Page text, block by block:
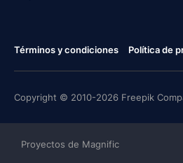
Términos y condiciones Política de
Copyright © 2010-2026 Freepik
Proyectos de Magnific